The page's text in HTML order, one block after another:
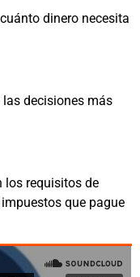
dinero necesita
decisiones más
los requisitos de
que pague